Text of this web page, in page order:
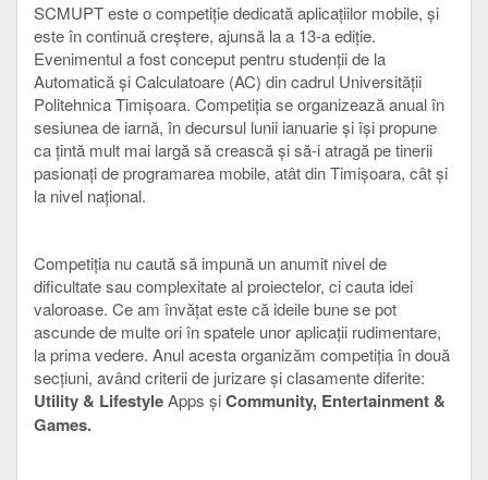
SCMUPT este o competiție dedicată aplicațiilor mobile, și
este în continuă creștere, ajunsă la a 13-a ediție.
Evenimentul a fost conceput pentru studenții de la
Automatică și Calculatoare (AC) din cadrul Universității
Politehnica Timișoara. Competiția se organizează anual în
sesiunea de iarnă, în decursul lunii ianuarie și își propune
ca țintă mult mai largă să crească și să-i atragă pe tinerii
pasionați de programarea mobile, atât din Timișoara, cât și
la nivel național.
Competiția nu caută să impună un anumit nivel de
dificultate sau complexitate al proiectelor, ci cauta idei
valoroase. Ce am învățat este că ideile bune se pot
ascunde de multe ori în spatele unor aplicații rudimentare,
la prima vedere. Anul acesta organizăm competiția în două
secțiuni, având criterii de jurizare și clasamente diferite:
Utility & LifestyleApps șiCommunity, Entertainment &
Games.